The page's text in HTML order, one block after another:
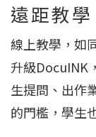
遠距教學
線上教學，如
升級DocuINK
生提問、出作
的門檻，學生